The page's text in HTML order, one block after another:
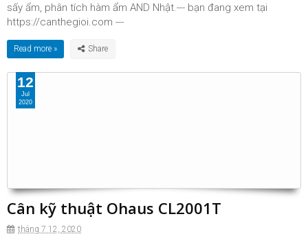
sấy ẩm, phân tích hàm ẩm AND Nhật.--- bạn đang xem tại
https://canthegioi.com ---
Read more »
Cân kỹ thuật Ohaus CL2001T
tháng 7 12, 2020
12
Jul
2020